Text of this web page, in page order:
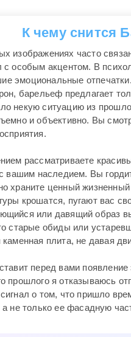
К чему снится
изображениях часто
особым акцентом. В
эмоциональные
барельеф предлагает
некую ситуацию из
и объективно. Вы
рассматриваете
вашим наследием. Вы
храните ценный
крошатся, пугают вас
или давящий образ
старые обиды или
плита, не давая
перед вами появление
прошлого я отказываюсь
о том, что пришло
не только ее фасадную